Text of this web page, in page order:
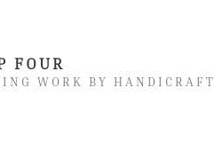
FOUR
WORK BY HANDICRAFT